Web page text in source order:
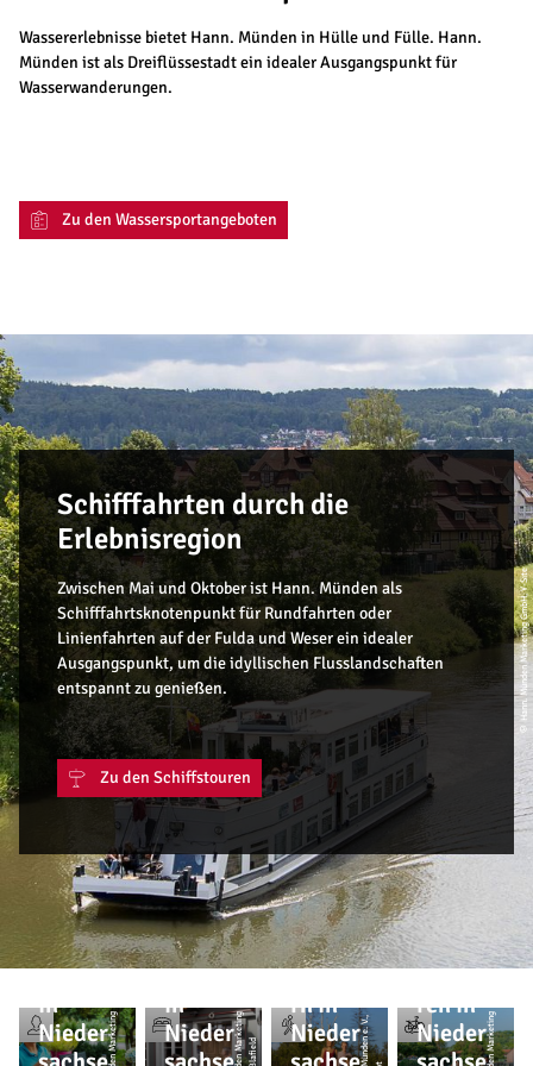
Wassererlebnisse bietet Hann. Münden in Hülle und Fülle. Hann.
Münden ist als Dreiflüssestadt ein idealer Ausgangspunkt für
Wasserwanderungen.
Zu den Wassersportangeboten
© Hann. Münden Marketing GmbH, Y-Site
Schifffahrten durch die
Erlebnisregion
Zwischen Mai und Oktober ist Hann. Münden als
Schifffahrtsknotenpunkt für Rundfahrten oder
Linienfahrten auf der Fulda und Weser ein idealer
Ausgangspunkt, um die idyllischen Flusslandschaften
entspannt zu genießen.
Zu den Schiffstouren
Urlaub
in
Nieder
Überna
chten
in
Nieder
Wande
rn in
Nieder
Radtou
ren in
Nieder